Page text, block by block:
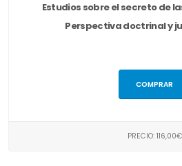
Estudios sobre el secreto de
Perspectiva doctrinal y
COMPRAR
PRECIO: 116,00€